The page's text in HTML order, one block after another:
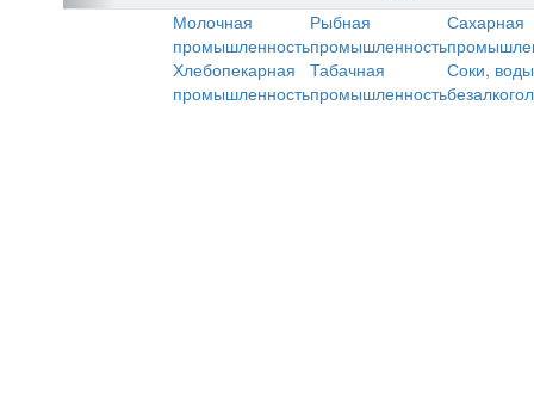
Молочная
промышленность
Рыбная
промышленность
Сахарная
Хлебопекарная
промышленность
Табачная
промышленность
Соки,